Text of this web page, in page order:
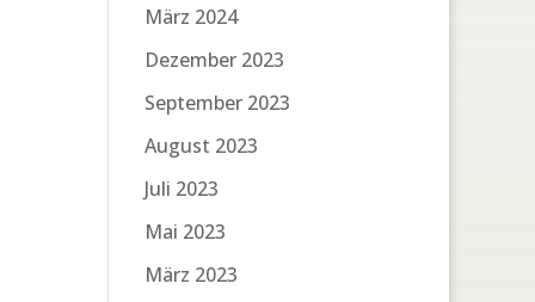
März 2024
Dezember 2023
September 2023
August 2023
Juli 2023
Mai 2023
März 2023